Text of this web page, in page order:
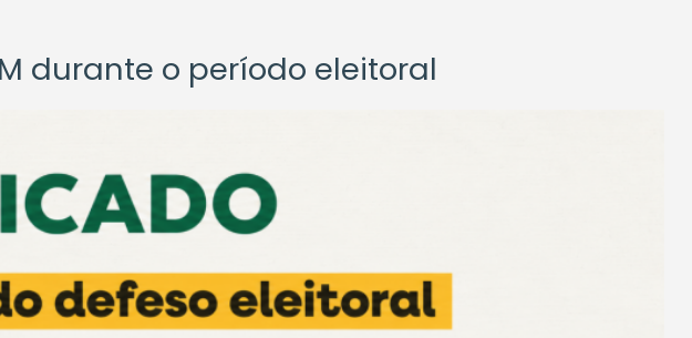
durante o período eleitoral